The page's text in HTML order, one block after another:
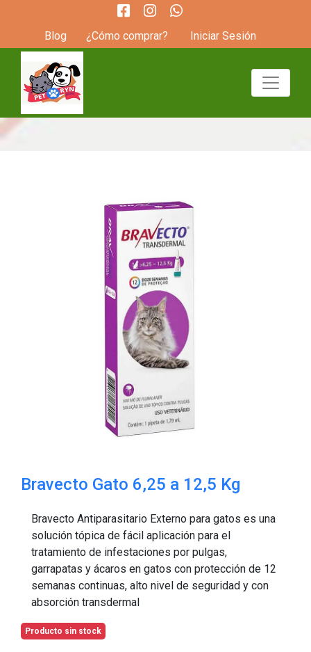
Blog ¿Cómo comprar? Iniciar Sesión
Bravecto Gato 6,25 a 12,5 Kg
Bravecto Antiparasitario Externo para gatos es una
solución tópica de fácil aplicación para el
tratamiento de infestaciones por pulgas,
garrapatas y ácaros en gatos con protección de 12
semanas continuas, alto nivel de seguridad y con
absorción transdermal
Producto sin stock